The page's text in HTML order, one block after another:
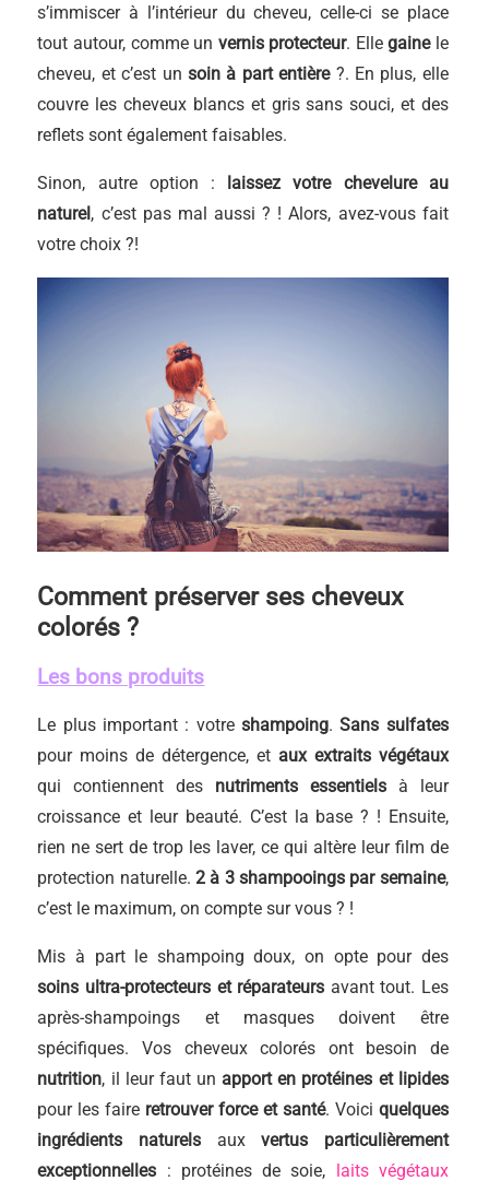
s’immiscer à l’intérieur du cheveu, celle-ci se place
tout autour, comme un vernis protecteur. Ellegainele
cheveu, et c’est unsoin à part entière?. En plus, elle
couvre les cheveux blancs et gris sans souci, et des
reflets sont également faisables.
Sinon, autre option : laissez votre chevelure au
naturel, c’est pas mal aussi ? ! Alors, avez-vous fait
votre choix ?!
Comment préserver ses cheveux
colorés ?
Les bons produits
Le plus important : votreshampoing.Sans sulfates
pour moins de détergence, et aux extraits végétaux
qui contiennent des nutriments essentiels à leur
croissance et leur beauté. C’est la base ? ! Ensuite,
rien ne sert de trop les laver, ce qui altère leur film de
protection naturelle.2 à 3 shampooings par semaine,
c’est le maximum, on compte sur vous ? !
Mis à part le shampoing doux, on opte pour des
soins ultra-protecteurs et réparateurs avant tout. Les
après-shampoings et masques doivent être
spécifiques. Vos cheveux colorés ont besoin de
nutrition, il leur faut un apport en protéines et lipides
pour les faire retrouver force et santé. Voici quelques
ingrédients naturels auxvertus particulièrement
exceptionnelles : protéines de soie, laits végétaux